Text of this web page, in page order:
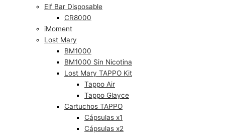
Elf Bar Disposable
CR8000
iMoment
Lost Mary
BM1000
BM1000 Sin Nicotina
Lost Mary TAPPO Kit
Tappo Air
Tappo Glayce
Cartuchos TAPPO
Cápsulas x1
Cápsulas x2